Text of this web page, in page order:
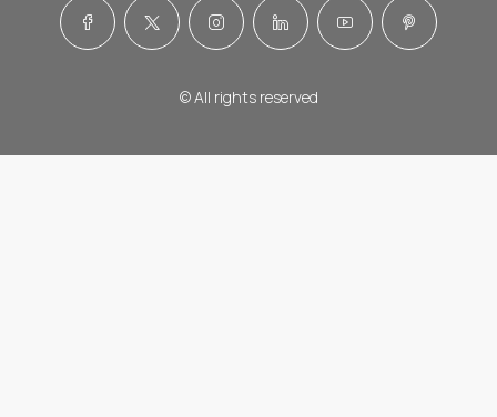
© All rights reserved